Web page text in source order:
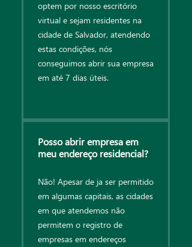
optem por nosso escritório
virtual e sejam residentes na
cidade de Salvador, atendendo
estas condições, nós
conseguimos abrir sua empresa
em até 7 dias úteis.
Posso abrir empresa em
meu endereço residencial?
Não! Apesar de ja ser permitido
em algumas capitais, as cidades
em que atendemos não
permitem o registro de
empresas em endereços